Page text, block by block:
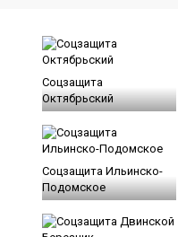
Соцзащита
Октябрьский
Соцзащита Ильинско-
Подомское